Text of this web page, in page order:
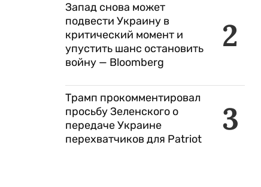
2
Запад снова может
подвести Украину в
критический момент и
упустить шанс остановить
войну — Bloomberg
3
Трамп прокомментировал
просьбу Зеленского о
передаче Украине
перехватчиков для Patriot